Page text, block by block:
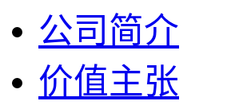
公司简介
价值主张